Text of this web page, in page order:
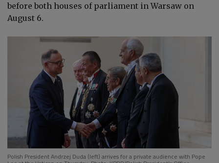
before both houses of parliament in Warsaw on
August 6.
Polish President Andrzej Duda (left) arrives for a private audience with Pope